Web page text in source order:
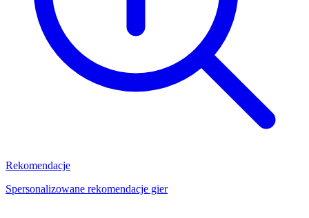
Rekomendacje
Spersonalizowane rekomendacje gier